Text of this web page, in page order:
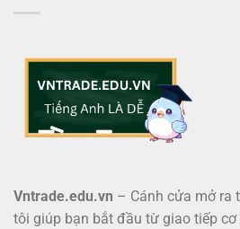
Vntrade.edu.vn – Cánh cửa mở ra
tôi giúp bạn bắt đầu từ giao tiếp cơ